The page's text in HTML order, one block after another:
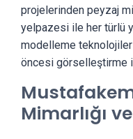
projelerinden peyzaj
yelpazesi ile her türlü
modelleme
öncesi görselleştirme
Mimarlığı